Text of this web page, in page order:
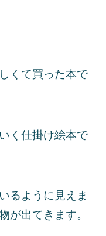
くて買った本で
く仕掛け絵本で
るように見えま
が出てきます。